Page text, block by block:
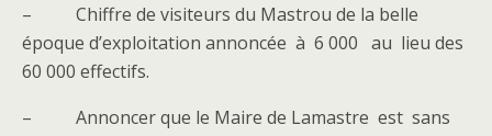
– Chiffre de visiteurs du Mastrou de la belle
époque d’exploitation annoncée à 6 000 au lieu des
60 000 effectifs.
– Annoncer que le Maire de Lamastre est sans